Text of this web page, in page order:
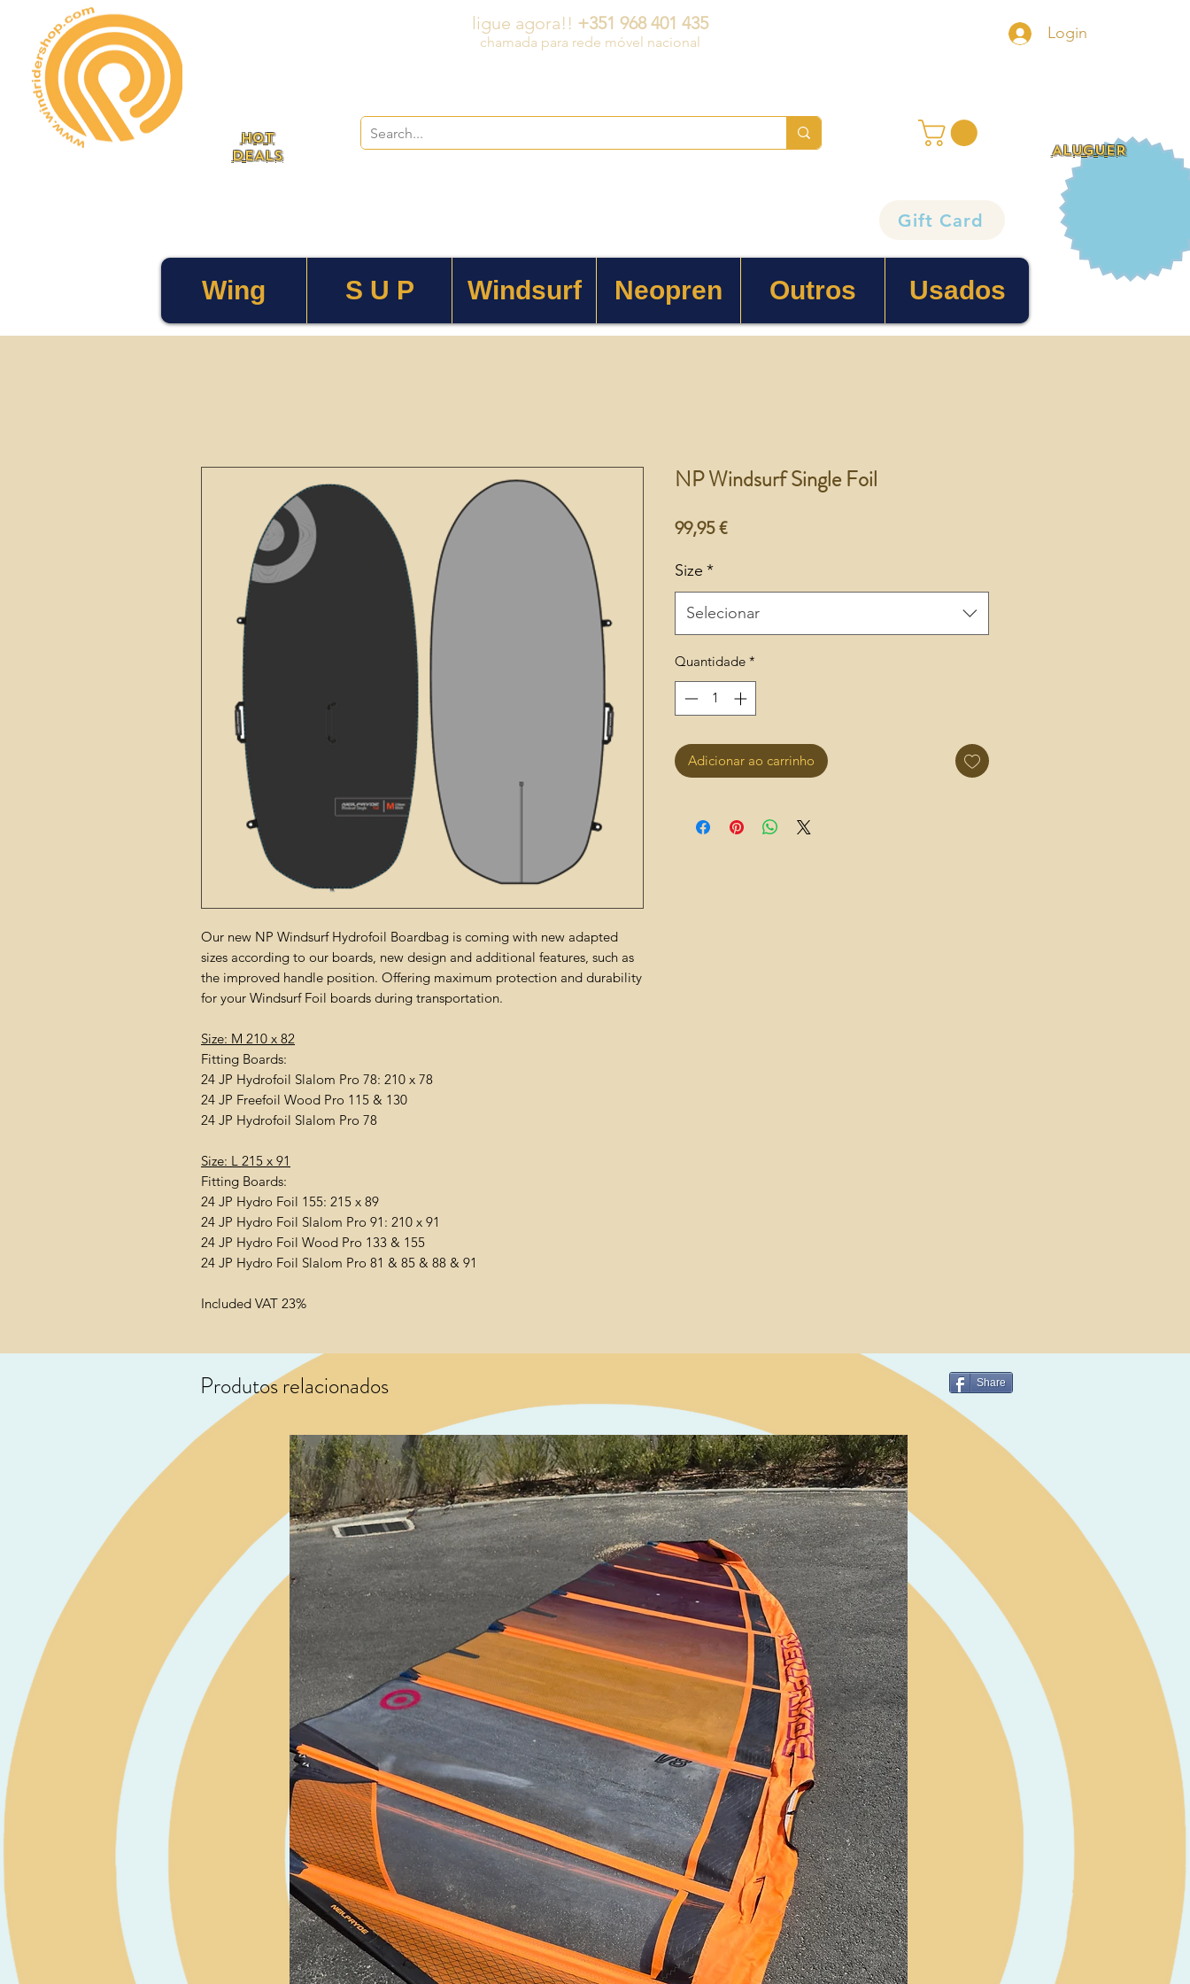
HOT
DEALS
ligue agora!! +351 968 401 435
chamada para rede móvel nacional Login
ALUGUER
Gift Card
Wing S U P Windsurf Neopren Outros Usados
Our new NP Windsurf Hydrofoil Boardbag is coming with new adapted
sizes according to our boards, new design and additional features, such as
the improved handle position. Offering maximum protection and durability
for your Windsurf Foil boards during transportation.
Size: M 210 x 82
Fitting Boards:
24 JP Hydrofoil Slalom Pro 78: 210 x 78
24 JP Freefoil Wood Pro 115 & 130
24 JP Hydrofoil Slalom Pro 78
Size: L 215 x 91
Fitting Boards:
24 JP Hydro Foil 155: 215 x 89
24 JP Hydro Foil Slalom Pro 91: 210 x 91
24 JP Hydro Foil Wood Pro 133 & 155
24 JP Hydro Foil Slalom Pro 81 & 85 & 88 & 91
Included VAT 23%
NP Windsurf Single Foil
99,95 €Preço
Size *
Selecionar
Quantidade *
Adicionar ao carrinho
Share
Produtos relacionados